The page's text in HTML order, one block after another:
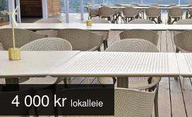
4 000 kr lokalleie